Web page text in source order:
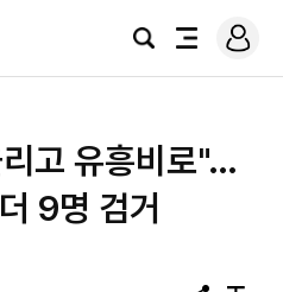
검
전
로
그
고 유흥비로"…
9명 검거